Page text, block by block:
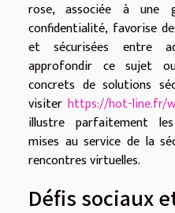
rose, associée à une
confidentialité, favorise
et sécurisées entre
approfondir ce sujet
concrets de solutions
visiter https://hot-line.fr/
illustre parfaitement les
mises au service de la
rencontres virtuelles.
Défis sociaux